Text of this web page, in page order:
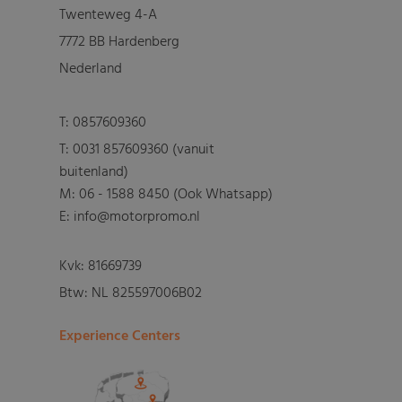
Twenteweg 4-A
7772 BB Hardenberg
Nederland
T:0857609360
T:0031 857609360 (vanuit
buitenland)
M:06 - 1588 8450 (Ook Whatsapp)
E: info@motorpromo.nl
Kvk: 81669739
Btw: NL 825597006B02
Experience Centers